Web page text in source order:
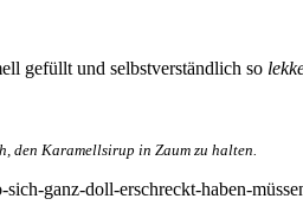
gefüllt und selbstverständlich so
den Karamellsirup in Zaum zu halten.
ganz-doll-erschreckt-haben-